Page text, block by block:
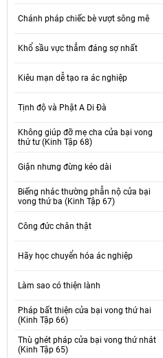
Chánh pháp chiếc bè vượt sông mê
Khổ sầu vực thẳm đáng sợ nhất
Kiêu mạn dễ tạo ra ác nghiệp
Tịnh độ và Phật A Di Đà
Không giúp đỡ mẹ cha cửa bại vong
thứ tư (Kinh Tập 68)
Giận nhưng đừng kéo dài
Biếng nhác thường phẫn nộ cửa bại
vong thứ ba (Kinh Tập 67)
Công đức chân thật
Hãy học chuyển hóa ác nghiệp
Làm sao có thiện lành
Pháp bất thiện cửa bại vong thứ hai
(Kinh Tập 66)
Thù ghét pháp cửa bại vong thứ nhát
(Kinh Tập 65)